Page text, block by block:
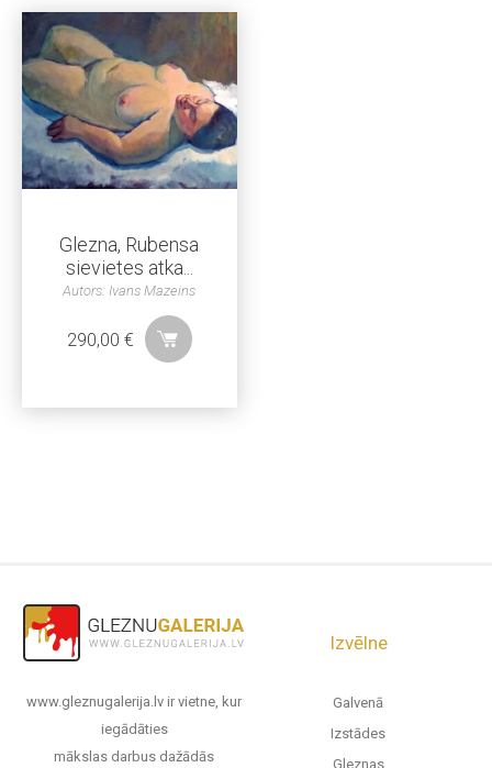
Glezna, Rubensa
sievietes atka...
Autors: Ivans Mazeins
290,00 €
www.gleznugalerija.lv ir vietne, kur
iegādāties
mākslas darbus dažādās
Izvēlne
Galvenā
Izstādes
Gleznas